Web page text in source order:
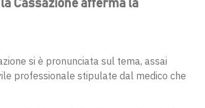
Cassazione afferma la
si è pronunciata sul tema, assai
professionale stipulate dal medico che